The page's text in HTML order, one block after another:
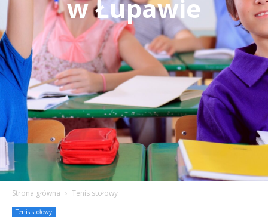
w Łupawie
Strona główna Tenis stołowy
Tenis stołowy